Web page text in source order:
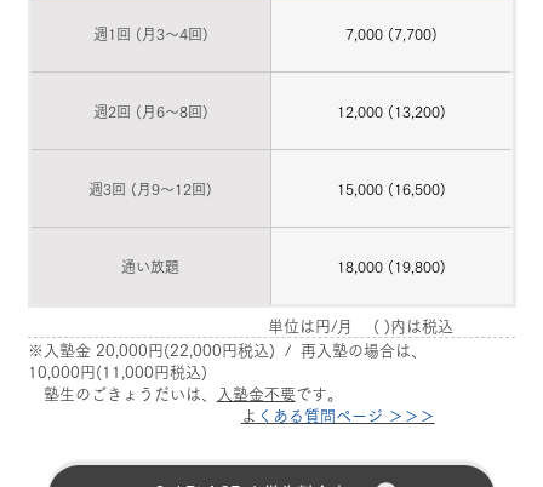
週1回 (月3〜4回) 7,000 (7,700)
週2回 (月6〜8回) 12,000 (13,200)
週3回 (月9〜12回) 15,000 (16,500)
通い放題 18,000 (19,800)
単位は円/月 ( )内は税込
※入塾金 20,000円(22,000円税込) / 再入塾の場合は、
10,000円(11,000円税込)
塾生のごきょうだいは、
入塾金不要です。
​ よくある質問ページ ＞＞＞